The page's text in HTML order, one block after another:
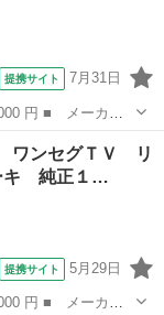
提携サイト 7月31日
Ｊ ドライブレ
ム キーレスエ
ワンセグＴＶ リ
キ 純正１…
提携サイト 5月29日